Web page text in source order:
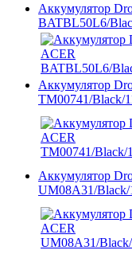
Аккумулятор
BATBL50L6/
Аккумулятор
TM00741/Black/
Аккумулятор
UM08A31/Black/